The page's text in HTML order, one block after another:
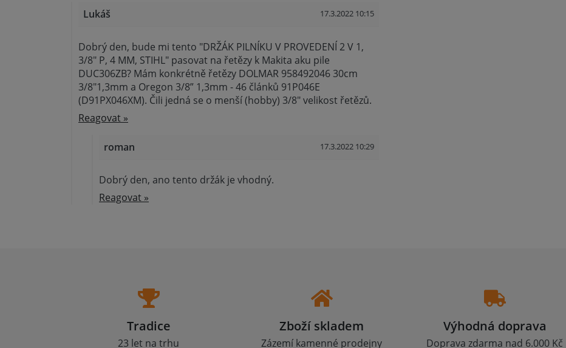
Lukáš 17.3.2022 10:15
Dobrý den, bude mi tento "DRŽÁK PILNÍKU V PROVEDENÍ 2 V 1,
3/8" P, 4 MM, STIHL" pasovat na řetězy k Makita aku pile
DUC306ZB? Mám konkrétně řetězy DOLMAR 958492046 30cm
3/8"1,3mm a Oregon 3/8” 1,3mm - 46 článků 91P046E
(D91PX046XM). Čili jedná se o menší (hobby) 3/8" velikost řetězů.
Reagovat »
roman 17.3.2022 10:29
Dobrý den, ano tento držák je vhodný.
Reagovat »
Tradice
23 let na trhu
Zboží skladem
Zázemí kamenné prodejny
Výhodná doprava
Doprava zdarma nad 6.000 Kč